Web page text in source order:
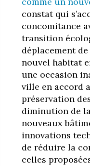
constat qui
concomitance
transition
déplacement
nouvel habitat
une occasion
ville en accord
préservation
diminution de
nouveaux
innovations
de réduire la
celles